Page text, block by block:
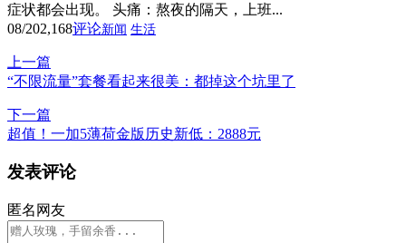
症状都会出现。 头痛：熬夜的隔天，上班...
08/202,168评论新闻 生活
上一篇
“不限流量”套餐看起来很美：都掉这个坑里了
下一篇
超值！一加5薄荷金版历史新低：2888元
发表评论
匿名网友